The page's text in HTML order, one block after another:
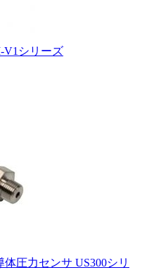
V1シリーズ
圧力センサ US300シリ